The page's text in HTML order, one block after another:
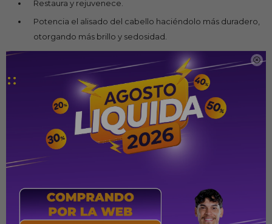

Restaura y rejuvenece.
Potencia el alisado del cabello haciéndolo más duradero,
otorgando más brillo y sedosidad.
Rulos Con La Plancha
Su diseño, componentes y temperatura de uso, le dan a
esta plancha la posibilidad de crear rulos.
Rango De Temperatura
Patin Flotante
Se adaptan a la inclinación o giro de la plancha durante